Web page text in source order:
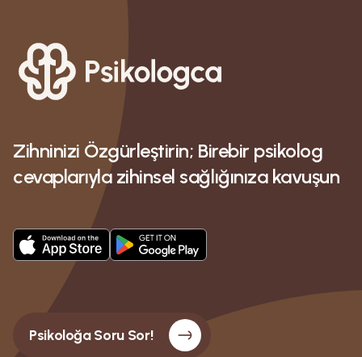
sadece yedim artik nereye kadar boyle giderse
Zihninizi Özgürleştirin; Birebir psikolog
cevaplarıyla zihinsel sağlığınıza kavuşun
Psikoloğa Soru Sor!